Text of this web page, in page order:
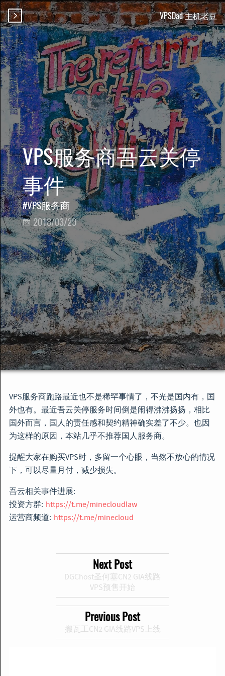
 VPSDad 主机老豆
VPS服务商吾云关停
事件
VPS服务商
 2018/03/29
VPS服务商跑路最近也不是稀罕事情了，不光是国内有，国
外也有。最近吾云关停服务时间倒是闹得沸沸扬扬，相比
国外而言，国人的责任感和契约精神确实差了不少。也因
为这样的原因，本站几乎不推荐国人服务商。
提醒大家在购买VPS时，多留一个心眼，当然不放心的情况
下，可以尽量月付，减少损失。
吾云相关事件进展:
投资方群: https://t.me/minecloudlaw
运营商频道: https://t.me/minecloud
Next Post
DGChost圣何塞CN2 GIA线路
VPS预售开始
Previous Post
搬瓦工CN2 GIA线路VPS上线
VPS服务商 AnyNode
GIA
CN2
搬瓦工 优惠
优惠码
搬瓦工OpenVZ
搬瓦工传家宝
搬瓦工VPS
搬瓦工HK
搬瓦工香港
BudgetVM
双程CN2
美西CN2
CloudCone
维也纳CN2
Dediserve
CN2线路
入手
评测
dgchost
cn2
DGChost CN2
双向CN2
CN2 VPS
Dmit
Lax
LA
VPS评测
gigsgigscloud
gigscloud
GigsGigsCloud
GigsGigsCloud优惠码
VPS
contabo
iON
Krypt
Lightsail
MXRoute
MXRoute促销
MXRoute年付
邮件服务
NameCheap
域名
bandwagon
PumpCloud
洛杉矶CN2
VPS入手
ramnode
年付vps
年付15刀
RFCHost
年付VPS
Kansas
rfchost
伯力VPS
免费VPS
virmach
virmach年付